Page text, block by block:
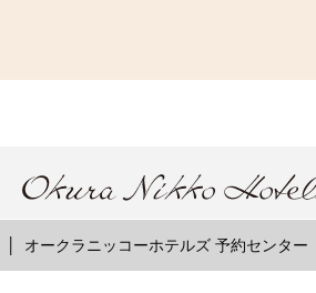
オークラニッコーホテルズ 予約センター